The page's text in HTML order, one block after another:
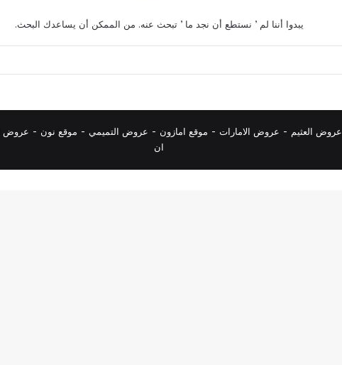
يبدوا أننا لم ’ نستطع أن نجد ما ’ تبحث عنه. من الممكن أن يساعدك البحث.
عروض العثيم - عروض الامارات - موقع امازون - عروض التميمي - موقع نون - عروض
ان